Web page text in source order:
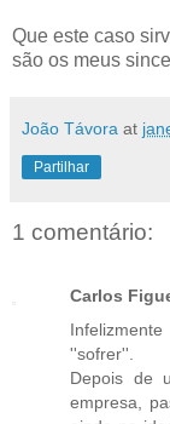
Que este caso
são os meus
João Távora at
Partilhar
1 comentário:
Carlos
''sofrer''.
Depois de
empresa,